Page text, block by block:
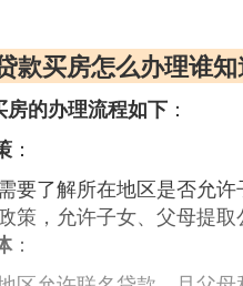
款买房怎么办理谁
的办理流程如下 ：
：
要了解所在地区是否允
策，允许子女、父母提
：